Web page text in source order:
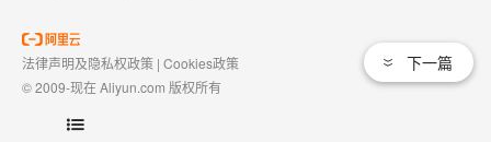
下一篇
法律声明及隐私权政策 | Cookies政策
© 2009-现在 Aliyun.com 版权所有
域名注册服务机构许可：